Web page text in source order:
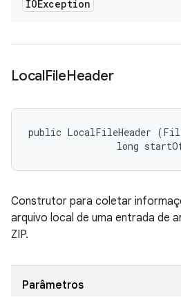
IOException
LocalFileHeader
public LocalFileHeader
long
Construtor para coletar
arquivo local de uma entrada de
ZIP.
Parâmetros